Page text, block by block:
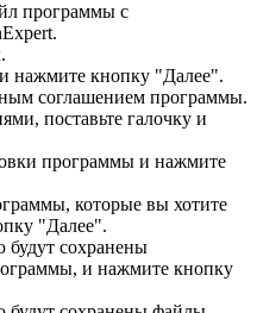
программы с
нажмите кнопку "Далее".
соглашением программы.
поставьте галочку и
программы и нажмите
которые вы хотите
"Далее".
будут сохранены
и нажмите кнопку